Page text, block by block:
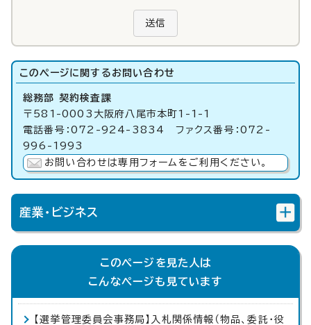
送信
このページに関する お問い合わせ
総務部 契約検査課
〒581-0003大阪府八尾市本町1-1-1
電話番号：072-924-3834 ファクス番号：072-
996-1993
お問い合わせは専用フォームをご利用ください。
産業・ビジネス
このページを見た人は
こんなページも見ています
【選挙管理委員会事務局】入札関係情報（物品、委託・役